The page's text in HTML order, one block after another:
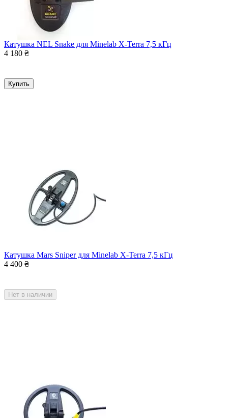
Катушка NEL Snake для Minelab X-Terra 7,5 кГц
4 180 ₴
Купить
Катушка Mars Sniper для Minelab X-Terra 7,5 кГц
4 400 ₴
Нет в наличии